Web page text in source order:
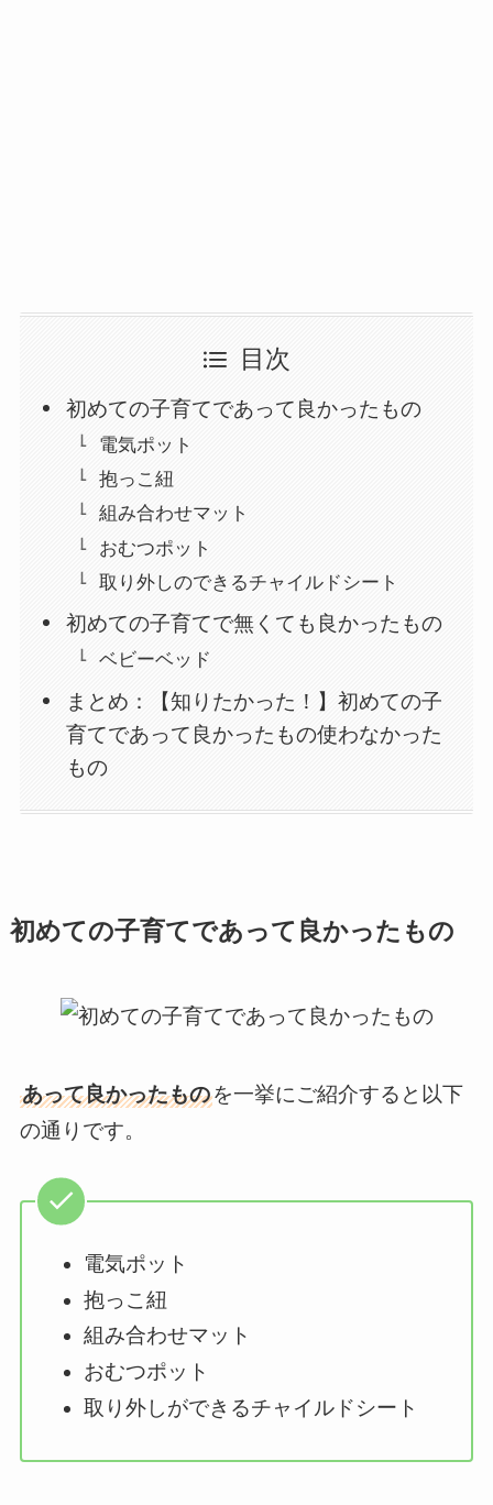
目次
初めての子育てであって良かったもの
電気ポット
抱っこ紐
組み合わせマット
おむつポット
取り外しのできるチャイルドシート
初めての子育てで無くても良かったもの
ベビーベッド
まとめ：【知りたかった！】初めての子
育てであって良かったもの使わなかった
もの
初めての子育てであって良かったもの
あって良かったものを一挙にご紹介すると以下
の通りです。
電気ポット
抱っこ紐
組み合わせマット
おむつポット
取り外しができるチャイルドシート